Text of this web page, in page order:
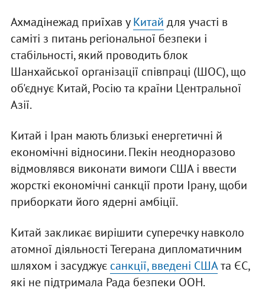
Ахмадінежад приїхав уКитай для участі в
саміті з питань регіональної безпеки і
стабільності, який проводить блок
Шанхайської організації співпраці (ШОС), що
об'єднує Китай, Росію та країни Центральної
Азії.
Китай і Іран мають близькі енергетичні й
економічні відносини. Пекін неодноразово
відмовлявся виконати вимоги США і ввести
жорсткі економічні санкції проти Ірану, щоби
приборкати його ядерні амбіції.
Китай закликає вирішити суперечку навколо
атомної діяльності Тегерана дипломатичним
шляхом і засуджує санкції, введені СШАта ЄС,
які не підтримала Рада безпеки ООН.